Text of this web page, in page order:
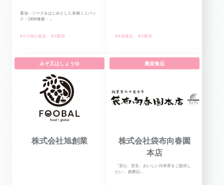
醤油・ソースをはじめとした各種ミニパッ
ク・OEM事業・...
#その他の食品 #大阪府 #水産食品 #大阪府
みそ又はしょうゆ
株式会社旭創業
農産食品
株式会社袋布向春園
本店
「安心、安全、おいしい日本茶をご提供し
たい」 創業以...